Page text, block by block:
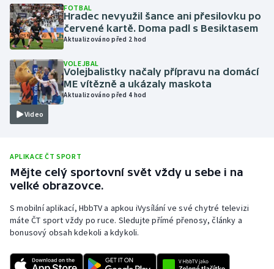
Moderní pětiboj
Motorsport
Olympijské hry
Parasport
Plážový volejbal
Rychlobruslení
Rychlostní kanoistika
FOTBAL
Hradec nevyužil šance ani přesilovku po
červené kartě. Doma padl s Besiktasem
Aktualizováno před 2 hod
Video
VOLEJBAL
Volejbalistky načaly přípravu na domácí
ME vítězně a ukázaly maskota
Aktualizováno před 4 hod
APLIKACE ČT SPORT
Mějte celý sportovní svět vždy u sebe i na
velké obrazovce.
S mobilní aplikací, HbbTV a apkou iVysílání ve své chytré televizi
máte ČT sport vždy po ruce. Sledujte přímé přenosy, články a
bonusový obsah kdekoli a kdykoli.